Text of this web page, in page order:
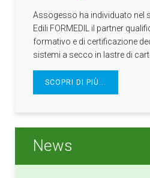
Assogesso ha individuato nel
Edili FORMEDIL il partner
formativo e di certificazione
sistemi a secco in lastre di
SCOPRI DI PIÙ...
News